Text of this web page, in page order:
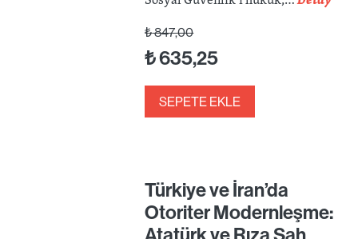
₺847,00
₺635,25
SEPETE EKLE
Türkiye ve İran’da
Otoriter Modernleşme: